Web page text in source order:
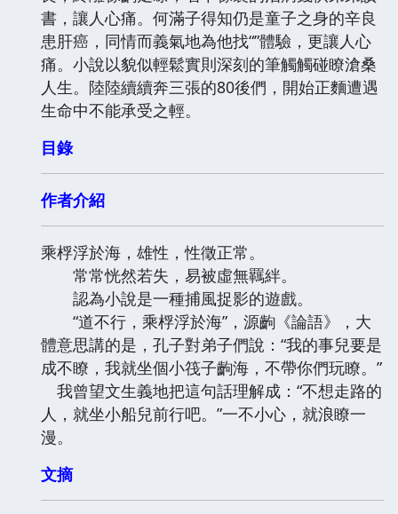
書，讓人心痛。何滿子得知仍是童子之身的辛良
患肝癌，同情而義氣地為他找“”體驗，更讓人心
痛。小說以貌似輕鬆實則深刻的筆觸觸碰瞭滄桑
人生。陸陸續續奔三張的80後們，開始正麵遭遇
生命中不能承受之輕。
目錄
作者介紹
乘桴浮於海，雄性，性徵正常。
常常恍然若失，易被虛無羈絆。
認為小說是一種捕風捉影的遊戲。
“道不行，乘桴浮於海”，源齣《論語》，大
體意思講的是，孔子對弟子們說：“我的事兒要是
成不瞭，我就坐個小筏子齣海，不帶你們玩瞭。”
我曾望文生義地把這句話理解成：“不想走路的
人，就坐小船兒前行吧。”一不小心，就浪瞭一
漫。
文摘